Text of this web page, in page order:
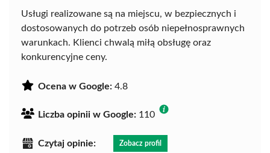
Usługi realizowane są na miejscu, w bezpiecznych i
dostosowanych do potrzeb osób niepełnosprawnych
warunkach. Klienci chwalą miłą obsługę oraz
konkurencyjne ceny.
Ocena w Google: 4.8
Liczba opinii w Google: 110
Czytaj opinie: Zobacz profil